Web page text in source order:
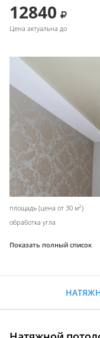
12840
Цена актуальна до
площадь (цена от 30 м2)
обработка угла
Показать полный список